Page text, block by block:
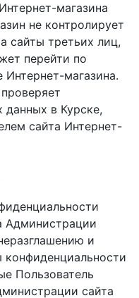
магазина
не контролирует
сайты третьих лиц,
перейти по
магазина.
данных в Курске,
сайта Интернет-
Администрации
и
Пользователь
сайта